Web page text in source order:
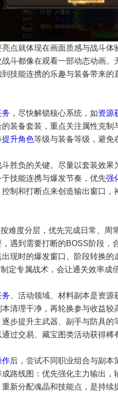
点就体现在画面质感与战斗
斗都像在观看一部动态动画。
技能连携的乐趣与装备带来
务 ，尽快解锁核心系统，如资源
装备套装，重点关注属性克制
提升角色等级与装备等级，避免
胜负的关键。尽量以套装效
技能连携与爆发节奏，优先强
制和打断点来创造输出窗口
难度分层，优先完成日常、周
遇到需要打断的BOSS阶段，
现时的爆发窗口、阶段转换
定专属战术，会让通关效率成
务 、活动领域、材料副本是资
清理干净，再轮换参与收益
步提升主武器、副手与防具
过交易、藏宝图类活动获得稀
作后，尝试不同职业组合与副
路线图：优先强化主力输出
新分配魂晶和技能点，是持续